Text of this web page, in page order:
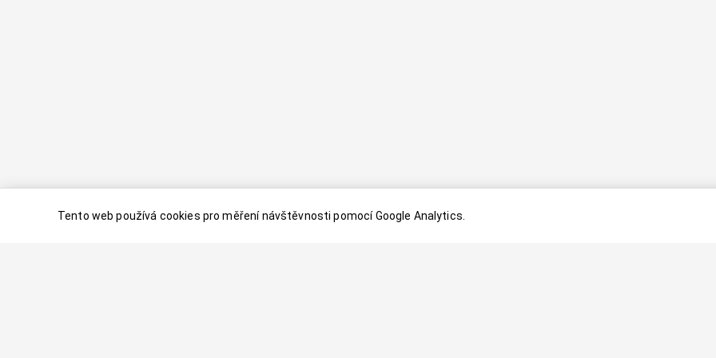
Tento web používá cookies pro měření návštěvnosti pomocí Google Analytics.